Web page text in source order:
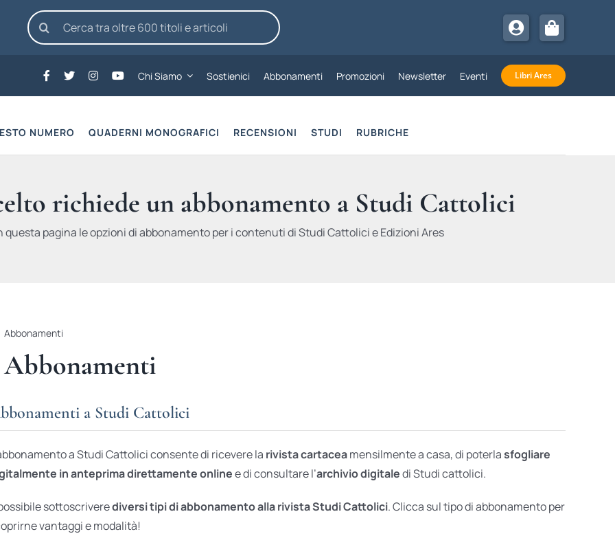
Cerca
per:
Chi Siamo Sostienici Abbonamenti Promozioni Newsletter Eventi Libri Ares
NUMERO QUADERNI MONOGRAFICI RECENSIONI STUDI RUBRICHE
richiede un abbonamento a Studi Cattolici
questa pagina le opzioni di abbonamento per i contenuti di Studi Cattolici e Edizioni Ares
Abbonamenti
Abbonamenti
a Studi Cattolici
a Studi Cattolici consente di ricevere la rivista cartaceamensilmente a casa, di poterlasfogliare
in anteprima direttamente onlinee di consultare l’archivio digitaledi Studi cattolici.
sottoscriverediversi tipi di abbonamento alla rivista Studi Cattolici. Clicca sul tipo di abbonamento per
vantaggi e modalità!